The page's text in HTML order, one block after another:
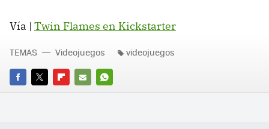
Vía | Twin Flames en Kickstarter
FACEBOOK
TWITTERFLIPBOARD
E-
WHATSAPP
TEMAS Videojuegos videojuegos